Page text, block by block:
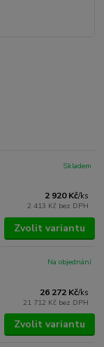
2 920 Kč/ks
2 413 Kč bez DPH
Skladem
Zvolit variantu
26 272 Kč/ks
21 712 Kč bez DPH
Na objednání
Zvolit variantu